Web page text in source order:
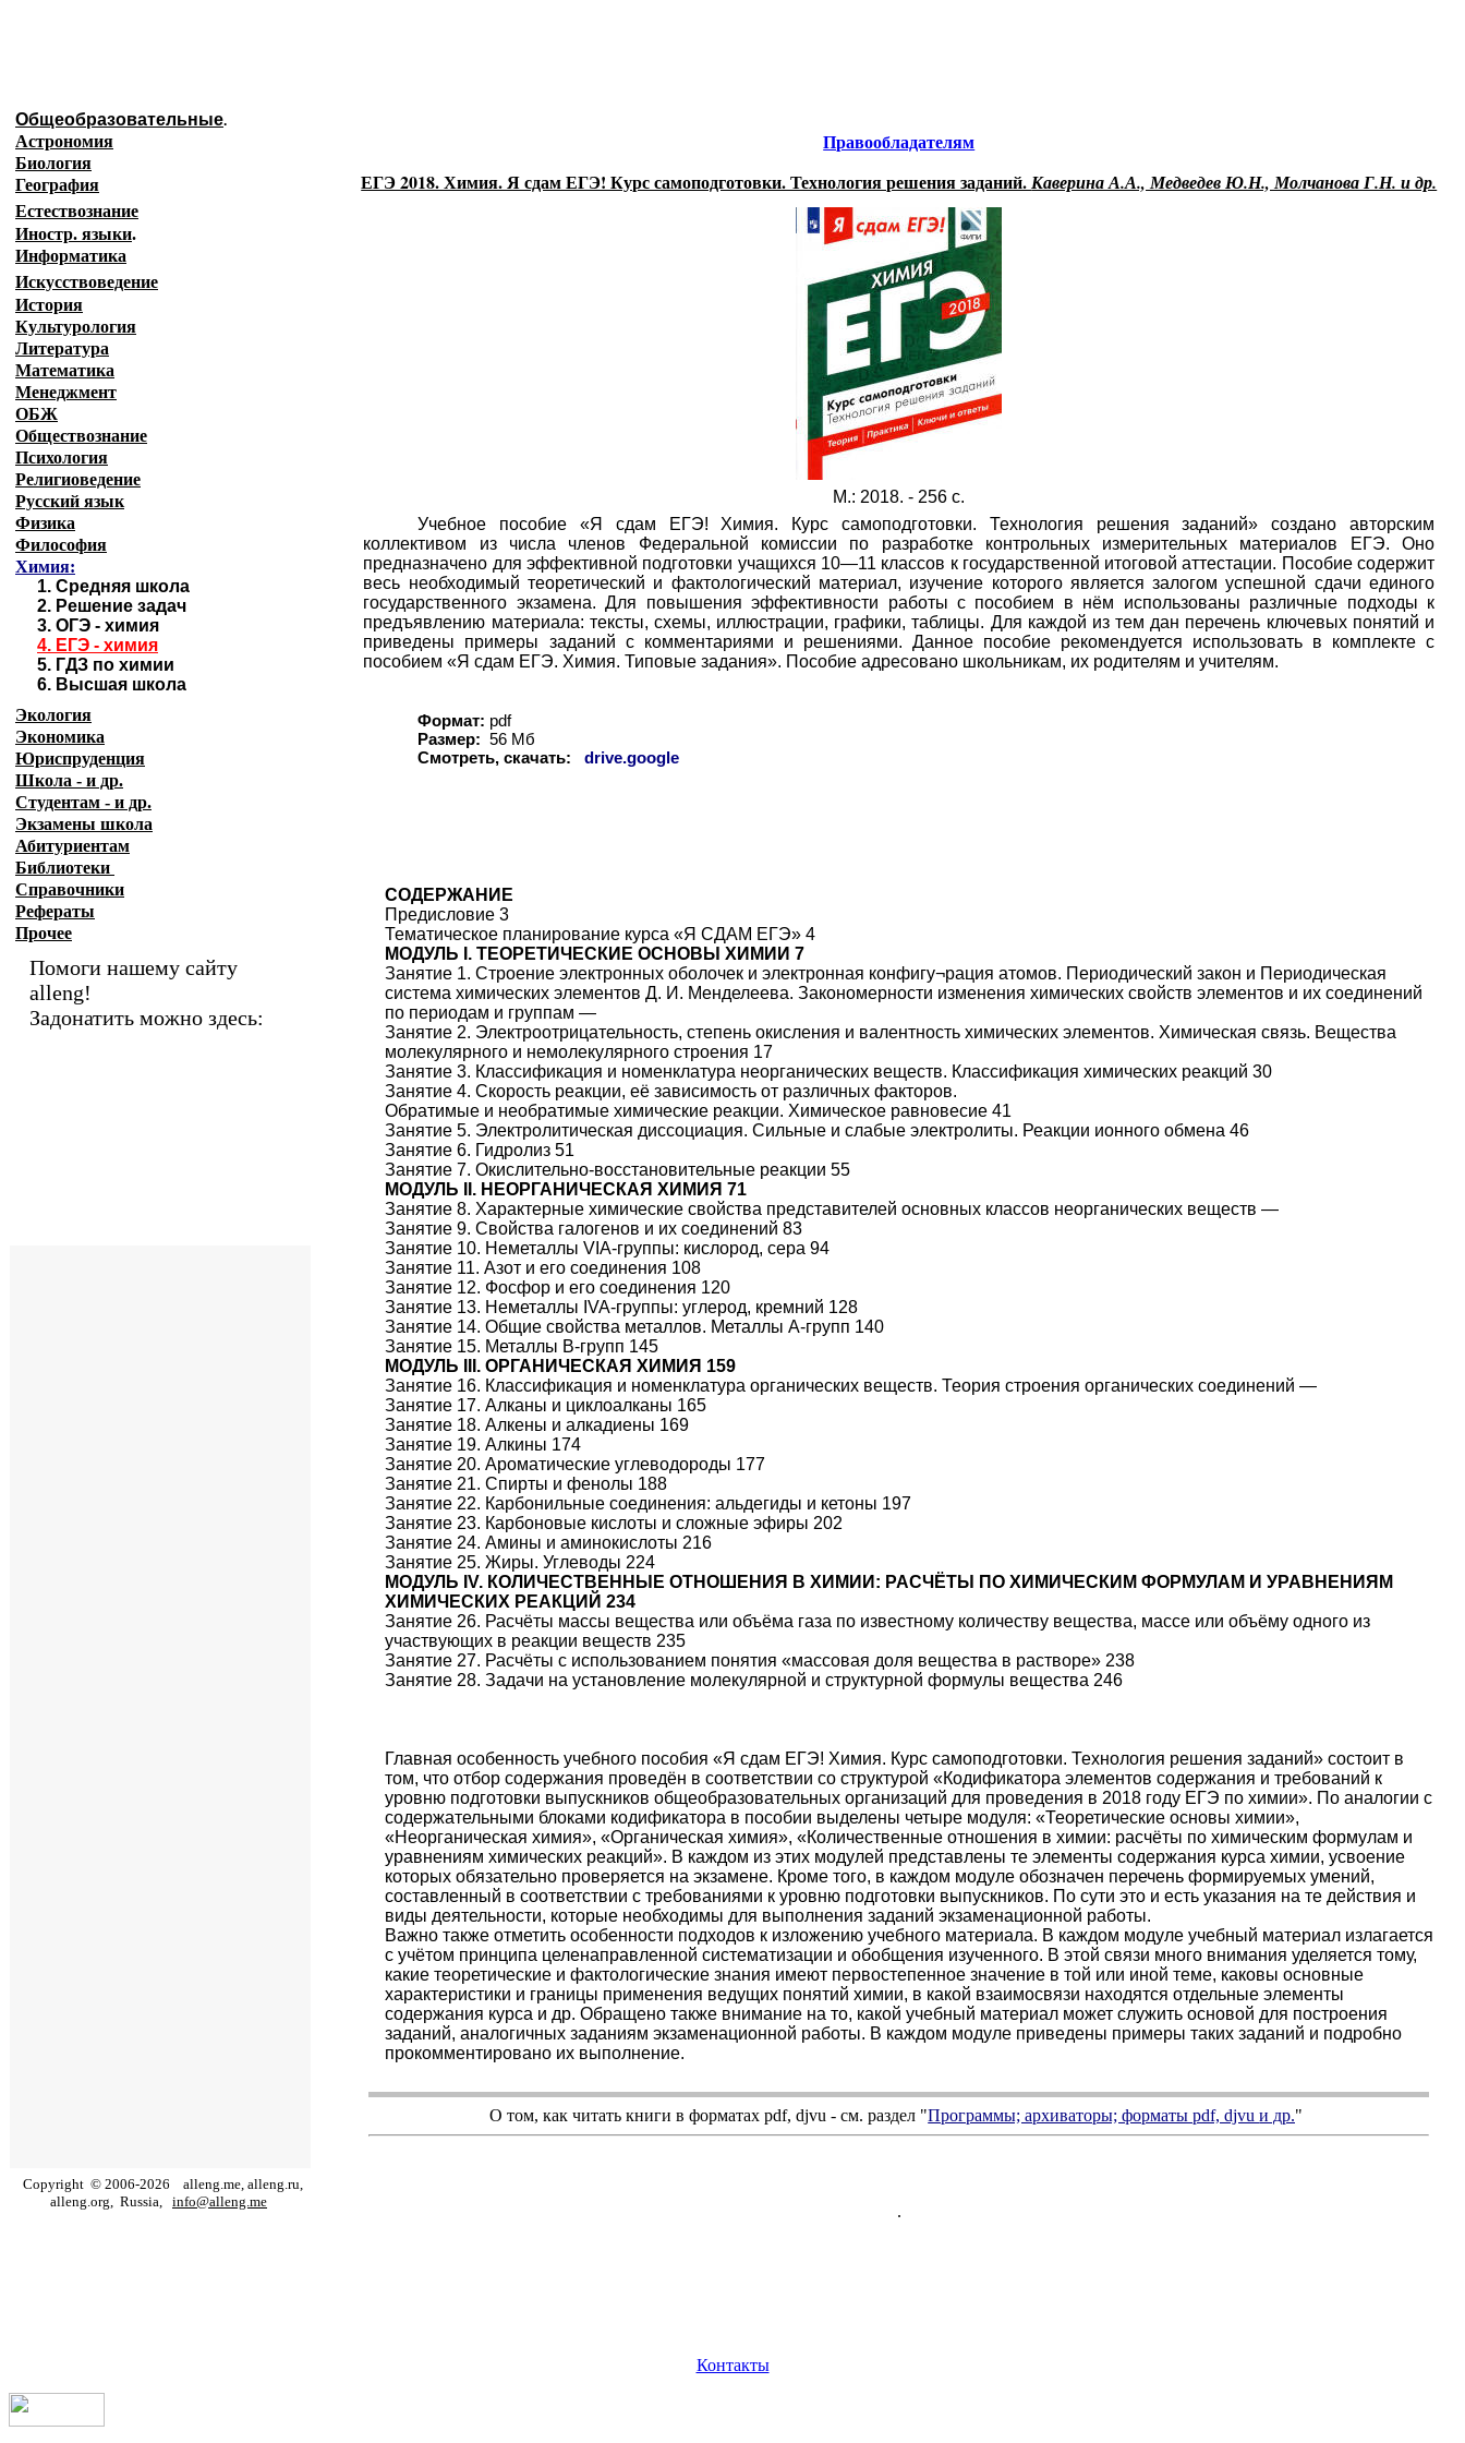
Правообладателям
ЕГЭ 2018. Химия. Я сдам ЕГЭ! Курс самоподготовки. Технология решения заданий.Каверина А.А., Медведев Ю.Н., Молчанова Г.Н. и др.
М.: 2018. - 256 с.
Учебное пособие «Я сдам ЕГЭ! Химия. Курс самоподготовки. Технология решения заданий» создано авторским
коллективом из числа членов Федеральной комиссии по разработке контрольных измерительных материалов ЕГЭ. Оно
предназначено для эффективной подготовки учащихся 10—11 классов к государственной итоговой аттестации. Пособие содержит
весь необходимый теоретический и фактологический материал, изучение которого является залогом успешной сдачи единого
государственного экзамена. Для повышения эффективности работы с пособием в нём использованы различные подходы к
предъявлению материала: тексты, схемы, иллюстрации, графики, таблицы. Для каждой из тем дан перечень ключевых понятий и
приведены примеры заданий с комментариями и решениями. Данное пособие рекомендуется использовать в комплекте с
пособием «Я сдам ЕГЭ. Химия. Типовые задания». Пособие адресовано школьникам, их родителям и учителям.
Формат: pdf
Размер: 56 Мб
Смотреть, скачать:
drive.google
СОДЕРЖАНИЕ
Предисловие 3
Тематическое планирование курса «Я СДАМ ЕГЭ» 4
МОДУЛЬ I. ТЕОРЕТИЧЕСКИЕ ОСНОВЫ ХИМИИ 7
Занятие 1. Строение электронных оболочек и электронная конфигу¬рация атомов. Периодический закон и Периодическая
система химических элементов Д. И. Менделеева. Закономерности изменения химических свойств элементов и их соединений
по периодам и группам —
Занятие 2. Электроотрицательность, степень окисления и валентность химических элементов. Химическая связь. Вещества
молекулярного и немолекулярного строения 17
Занятие 3. Классификация и номенклатура неорганических веществ. Классификация химических реакций 30
Занятие 4. Скорость реакции, её зависимость от различных факторов.
Обратимые и необратимые химические реакции. Химическое равновесие 41
Занятие 5. Электролитическая диссоциация. Сильные и слабые электролиты. Реакции ионного обмена 46
Занятие 6. Гидролиз 51
Занятие 7. Окислительно-восстановительные реакции 55
МОДУЛЬ II. НЕОРГАНИЧЕСКАЯ ХИМИЯ 71
Занятие 8. Характерные химические свойства представителей основных классов неорганических веществ —
Занятие 9. Свойства галогенов и их соединений 83
Занятие 10. Неметаллы VIA-группы: кислород, сера 94
Занятие 11. Азот и его соединения 108
Занятие 12. Фосфор и его соединения 120
Занятие 13. Неметаллы IVA-группы: углерод, кремний 128
Занятие 14. Общие свойства металлов. Металлы А-групп 140
Занятие 15. Металлы В-групп 145
МОДУЛЬ III. ОРГАНИЧЕСКАЯ ХИМИЯ 159
Занятие 16. Классификация и номенклатура органических веществ. Теория строения органических соединений —
Занятие 17. Алканы и циклоалканы 165
Занятие 18. Алкены и алкадиены 169
Занятие 19. Алкины 174
Занятие 20. Ароматические углеводороды 177
Занятие 21. Спирты и фенолы 188
Занятие 22. Карбонильные соединения: альдегиды и кетоны 197
Занятие 23. Карбоновые кислоты и сложные эфиры 202
Занятие 24. Амины и аминокислоты 216
Занятие 25. Жиры. Углеводы 224
МОДУЛЬ IV. КОЛИЧЕСТВЕННЫЕ ОТНОШЕНИЯ В ХИМИИ: РАСЧЁТЫ ПО ХИМИЧЕСКИМ ФОРМУЛАМ И УРАВНЕНИЯМ
ХИМИЧЕСКИХ РЕАКЦИЙ 234
Занятие 26. Расчёты массы вещества или объёма газа по известному количеству вещества, массе или объёму одного из
участвующих в реакции веществ 235
Занятие 27. Расчёты с использованием понятия «массовая доля вещества в растворе» 238
Занятие 28. Задачи на установление молекулярной и структурной формулы вещества 246
Главная особенность учебного пособия «Я сдам ЕГЭ! Химия. Курс самоподготовки. Технология решения заданий» состоит в
том, что отбор содержания проведён в соответствии со структурой «Кодификатора элементов содержания и требований к
уровню подготовки выпускников общеобразовательных организаций для проведения в 2018 году ЕГЭ по химии». По аналогии с
содержательными блоками кодификатора в пособии выделены четыре модуля: «Теоретические основы химии»,
«Неорганическая химия», «Органическая химия», «Количественные отношения в химии: расчёты по химическим формулам и
уравнениям химических реакций». В каждом из этих модулей представлены те элементы содержания курса химии, усвоение
которых обязательно проверяется на экзамене. Кроме того, в каждом модуле обозначен перечень формируемых умений,
составленный в соответствии с требованиями к уровню подготовки выпускников. По сути это и есть указания на те действия и
виды деятельности, которые необходимы для выполнения заданий экзаменационной работы.
Важно также отметить особенности подходов к изложению учебного материала. В каждом модуле учебный материал излагается
с учётом принципа целенаправленной систематизации и обобщения изученного. В этой связи много внимания уделяется тому,
какие теоретические и фактологические знания имеют первостепенное значение в той или иной теме, каковы основные
характеристики и границы применения ведущих понятий химии, в какой взаимосвязи находятся отдельные элементы
содержания курса и др. Обращено также внимание на то, какой учебный материал может служить основой для построения
заданий, аналогичных заданиям экзаменационной работы. В каждом модуле приведены примеры таких заданий и подробно
прокомментировано их выполнение.
О том, как читать книги в форматахpdf,djvu - см. раздел "Программы; архиваторы; форматыpdf, djvuи др."
.
Общеобразовательные.
Астрономия
Биология
География
Естествознание
Иностр. языки.
Информатика
Искусствоведение
История
Культурология
Литература
Математика
Менеджмент
ОБЖ
Обществознание
Психология
Религиоведение
Русский язык
Физика
Философия
Химия:
1. Средняя школа
2. Решение задач
3. ОГЭ - химия
4. ЕГЭ - химия
5. ГДЗ по химии
6. Высшая школа
Экология
Экономика
Юриспруденция
Школа - и др.
Студентам - и др.
Экзамены школа
Абитуриентам
Библиотеки
Справочники
Рефераты
Прочее
Помоги нашему сайту
alleng!
Задонатить можно здесь:
Copyright © 2006-2026
alleng.me, alleng.ru,
alleng.org, Russia, info@alleng.me
Контакты